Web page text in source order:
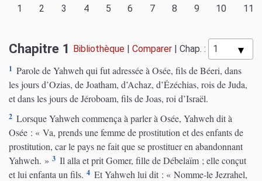
1 2 3 4 5 6 7 8 9 10 11
Chapitre 1 Bibliothèque | Comparer | Chap. :
1 Parole de Yahweh qui fut adressée à Osée, fils de Béeri, dans
les jours d’Ozias, de Joatham, d’Achaz, d’Ézéchias, rois de Juda,
et dans les jours de Jéroboam, fils de Joas, roi d’Israël.
2 Lorsque Yahweh commença à parler à Osée, Yahweh dit à
Osée : « Va, prends une femme de prostitution et des enfants de
prostitution, car le pays ne fait que se prostituer en abandonnant
Yahweh. » 3 Il alla et prit Gomer, fille de Débelaïm ; elle conçut
et lui enfanta un fils. 4 Et Yahweh lui dit : « Nomme-le Jezrahel,